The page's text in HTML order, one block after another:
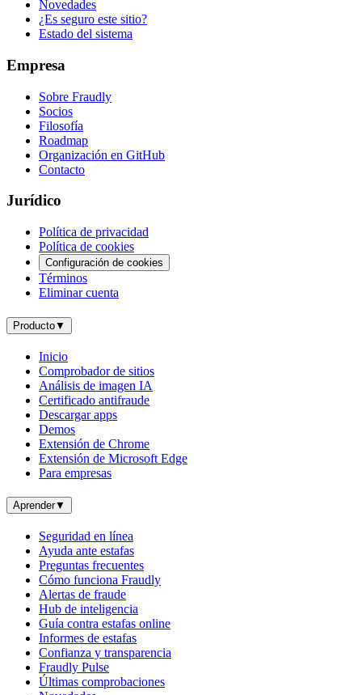
Novedades
¿Es seguro este sitio?
Estado del sistema
Empresa
Sobre Fraudly
Socios
Filosofía
Roadmap
Organización en GitHub
Contacto
Jurídico
Política de privacidad
Política de cookies
Configuración de cookies
Términos
Eliminar cuenta
Producto▼
Inicio
Comprobador de sitios
Análisis de imagen IA
Certificado antifraude
Descargar apps
Demos
Extensión de Chrome
Extensión de Microsoft Edge
Para empresas
Aprender▼
Seguridad en línea
Ayuda ante estafas
Preguntas frecuentes
Cómo funciona Fraudly
Alertas de fraude
Hub de inteligencia
Guía contra estafas online
Informes de estafas
Confianza y transparencia
Fraudly Pulse
Últimas comprobaciones